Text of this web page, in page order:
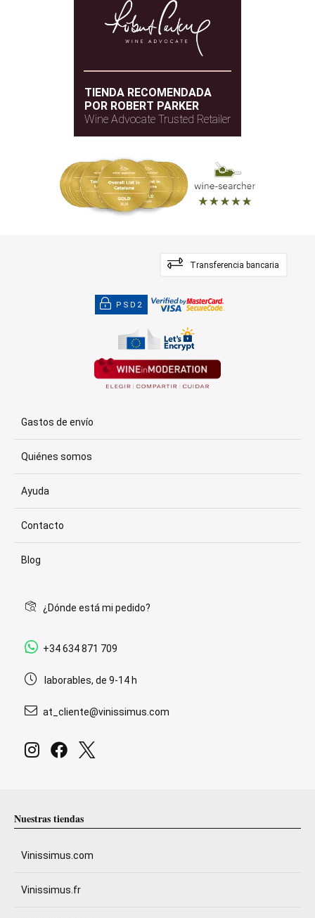
TIENDA RECOMENDADA
POR ROBERT PARKER
Wine Advocate Trusted Retailer
Transferencia bancaria
PSD2
Gastos de envío
Quiénes somos
Ayuda
Contacto
Blog
¿Dónde está mi pedido?
+34 634 871 709
laborables, de 9-14 h
at_cliente@vinissimus.com
Nuestras tiendas
Vinissimus.com
Vinissimus.fr